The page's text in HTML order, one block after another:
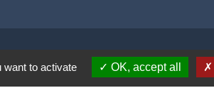
de confidentialité Accessibilité -
want to activate OK, accept all